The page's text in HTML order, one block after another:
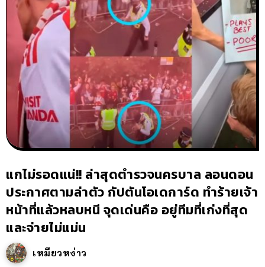
แกไม่รอดแน่!! ล่าสุดตำรวจนครบาล ลอนดอน
ประกาศตามล่าตัว กัปตันโอเดการ์ด ทำร้ายเจ้า
หน้าที่แล้วหลบหนี จุดเด่นคือ อยู่ทีมที่เก่งที่สุด
และจ่ายไม่แม่น
เหมียวหง่าว